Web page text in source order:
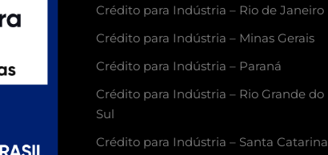
Crédito para Indústria – Rio de Janeiro
Crédito para Indústria – Minas Gerais
Crédito para Indústria – Paraná
Crédito para Indústria – Rio Grande do
Sul
Crédito para Indústria – Santa Catarina